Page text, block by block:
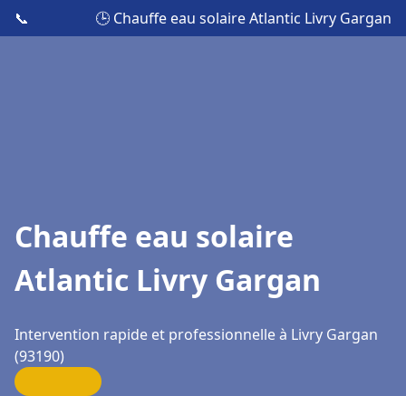
📞 🕒 Chauffe eau solaire Atlantic Livry Gargan
Chauffe eau solaire
Atlantic Livry Gargan
Intervention rapide et professionnelle à Livry Gargan
(93190)